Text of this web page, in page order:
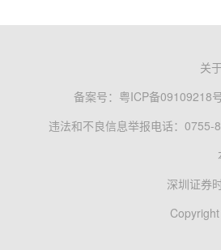
关
备案号： 粤ICP备09109218
违法和不良信息举报电话：0755-
深圳证券